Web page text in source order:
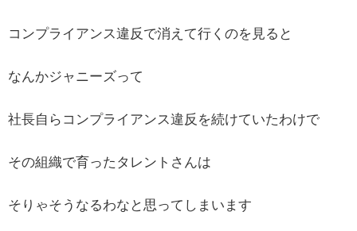
コンプライアンス違反で消えて行くのを見ると
なんかジャニーズって
社長自らコンプライアンス違反を続けていたわけで
その組織で育ったタレントさんは
そりゃそうなるわなと思ってしまいます